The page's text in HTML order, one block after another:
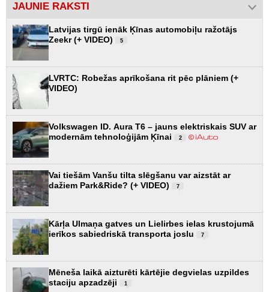
JAUNIE RAKSTI
Latvijas tirgū ienāk Ķīnas automobiļu ražotājs
Zeekr (+ VIDEO)
5
LVRTC: Robežas aprīkošana rit pēc plāniem (+
VIDEO)
Volkswagen ID. Aura T6 – jauns elektriskais SUV ar
modernām tehnoloģijām Ķīnai
2
Vai tiešām Vanšu tilta slēgšanu var aizstāt ar
dažiem Park&Ride? (+ VIDEO)
7
Kārļa Ulmaņa gatves un Lielirbes ielas krustojumā
ierīkos sabiedriskā transporta joslu
7
Mēneša laikā aizturēti kārtējie degvielas uzpildes
staciju apzadzēji
1